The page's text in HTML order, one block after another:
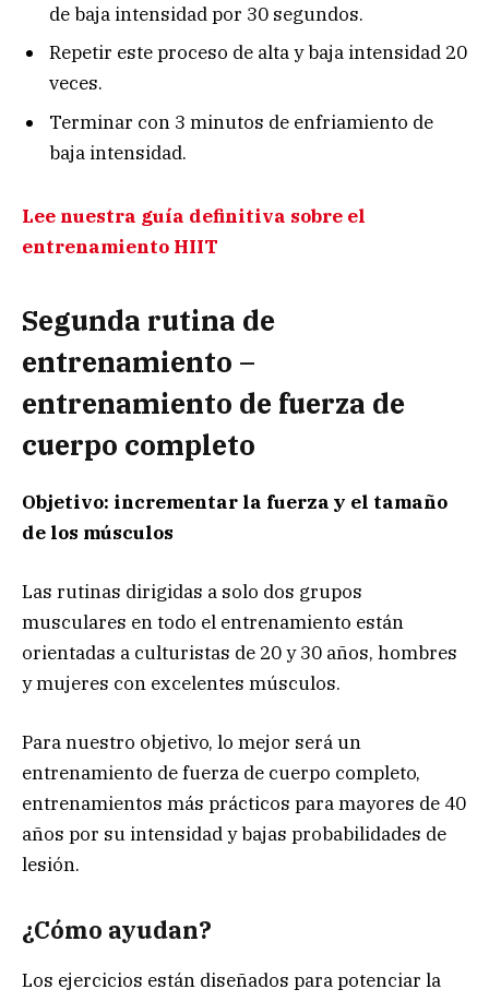
de baja intensidad por 30 segundos.
Repetir este proceso de alta y baja intensidad 20
veces.
Terminar con 3 minutos de enfriamiento de
baja intensidad.
Lee nuestra guía definitiva sobre el
entrenamiento HIIT
Segunda rutina de
entrenamiento –
entrenamiento de fuerza de
cuerpo completo
Objetivo: incrementar la fuerza y el tamaño
de los músculos
Las rutinas dirigidas a solo dos grupos
musculares en todo el entrenamiento están
orientadas a culturistas de 20 y 30 años, hombres
y mujeres con excelentes músculos.
Para nuestro objetivo, lo mejor será un
entrenamiento de fuerza de cuerpo completo,
entrenamientos más prácticos para mayores de 40
años por su intensidad y bajas probabilidades de
lesión.
¿Cómo ayudan?
Los ejercicios están diseñados para potenciar la